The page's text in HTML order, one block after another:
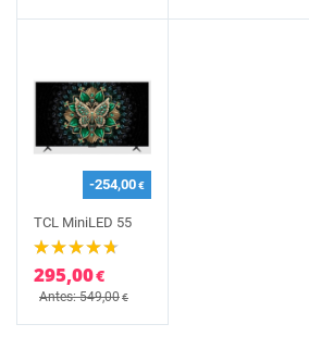
-254,00€
TCL MiniLED 55
295,00€
Antes: 549,00€